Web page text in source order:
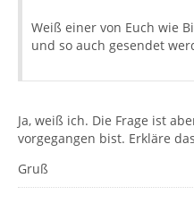
Weiß einer von Euch wie
und so auch gesendet
Ja, weiß ich. Die Frage ist
vorgegangen bist. Erkläre
Gruß